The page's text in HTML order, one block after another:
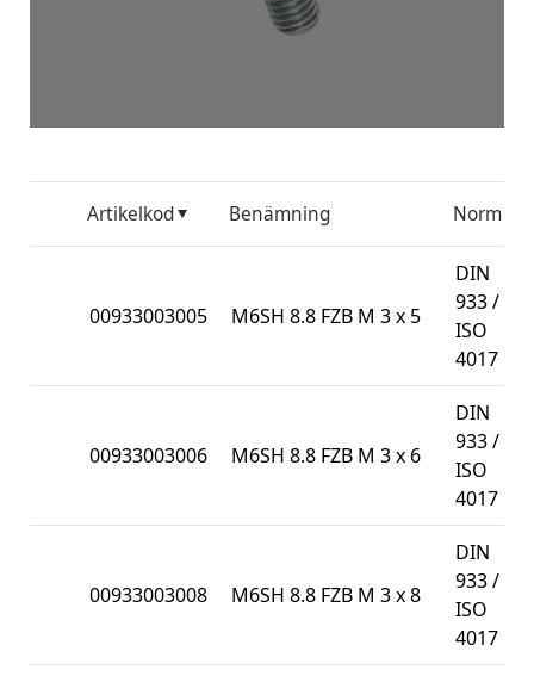
Artikelkod Benämning Norm
00933003005 M6SH 8.8 FZB M 3 x 5
DIN
933 /
ISO
4017
00933003006 M6SH 8.8 FZB M 3 x 6
DIN
933 /
ISO
4017
00933003008 M6SH 8.8 FZB M 3 x 8
DIN
933 /
ISO
4017